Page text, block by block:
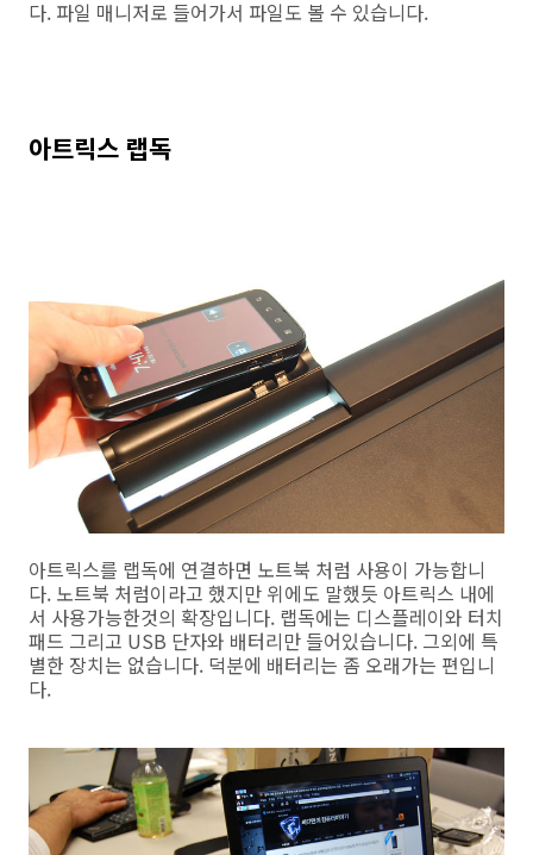
다. 파일 매니저로 들어가서 파일도 볼 수 있습니다.
아트릭스 랩독
아트릭스를 랩독에 연결하면 노트북 처럼 사용이 가능합니
다. 노트북 처럼이라고 했지만 위에도 말했듯 아트릭스 내에
서 사용가능한것의 확장입니다. 랩독에는 디스플레이와 터치
패드 그리고 USB 단자와 배터리만 들어있습니다. 그외에 특
별한 장치는 없습니다. 덕분에 배터리는 좀 오래가는 편입니
다.